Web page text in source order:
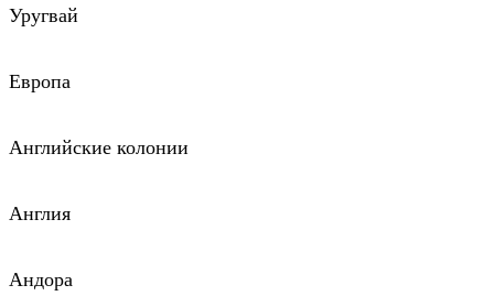
Уругвай
Европа
Английские колонии
Англия
Андора